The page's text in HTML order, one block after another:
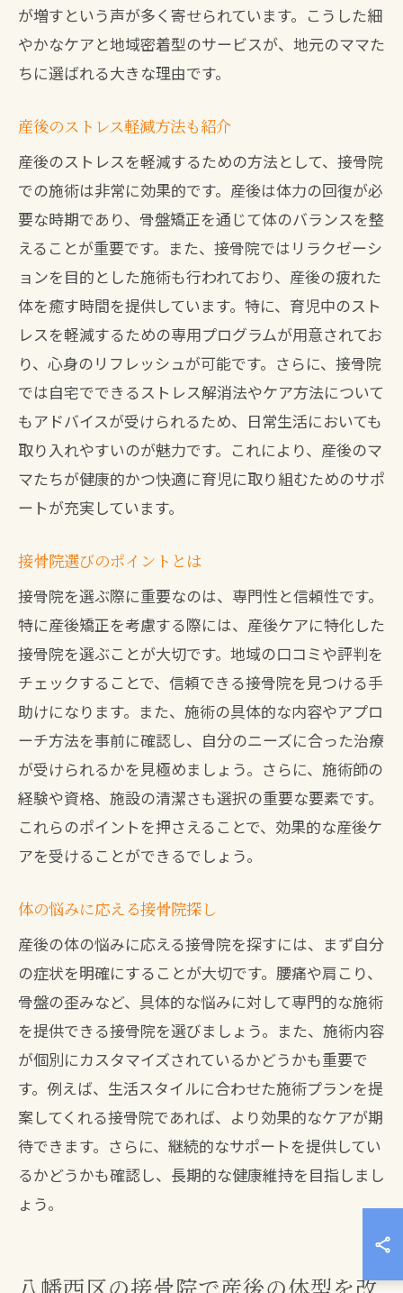
が増すという声が多く寄せられています。こうした細
やかなケアと地域密着型のサービスが、地元のママた
ちに選ばれる大きな理由です。
産後のストレス軽減方法も紹介
産後のストレスを軽減するための方法として、接骨院
での施術は非常に効果的です。産後は体力の回復が必
要な時期であり、骨盤矯正を通じて体のバランスを整
えることが重要です。また、接骨院ではリラクゼーシ
ョンを目的とした施術も行われており、産後の疲れた
体を癒す時間を提供しています。特に、育児中のスト
レスを軽減するための専用プログラムが用意されてお
り、心身のリフレッシュが可能です。さらに、接骨院
では自宅でできるストレス解消法やケア方法について
もアドバイスが受けられるため、日常生活においても
取り入れやすいのが魅力です。これにより、産後のマ
マたちが健康的かつ快適に育児に取り組むためのサポ
ートが充実しています。
接骨院選びのポイントとは
接骨院を選ぶ際に重要なのは、専門性と信頼性です。
特に産後矯正を考慮する際には、産後ケアに特化した
接骨院を選ぶことが大切です。地域の口コミや評判を
チェックすることで、信頼できる接骨院を見つける手
助けになります。また、施術の具体的な内容やアプロ
ーチ方法を事前に確認し、自分のニーズに合った治療
が受けられるかを見極めましょう。さらに、施術師の
経験や資格、施設の清潔さも選択の重要な要素です。
これらのポイントを押さえることで、効果的な産後ケ
アを受けることができるでしょう。
体の悩みに応える接骨院探し
産後の体の悩みに応える接骨院を探すには、まず自分
の症状を明確にすることが大切です。腰痛や肩こり、
骨盤の歪みなど、具体的な悩みに対して専門的な施術
を提供できる接骨院を選びましょう。また、施術内容
が個別にカスタマイズされているかどうかも重要で
す。例えば、生活スタイルに合わせた施術プランを提
案してくれる接骨院であれば、より効果的なケアが期
待できます。さらに、継続的なサポートを提供してい
るかどうかも確認し、長期的な健康維持を目指しまし
ょう。